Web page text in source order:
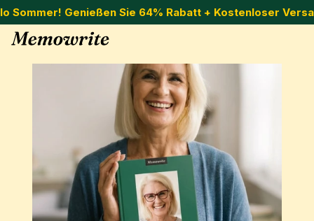
Sommer! Genießen Sie 64% Rabatt + Kostenloser